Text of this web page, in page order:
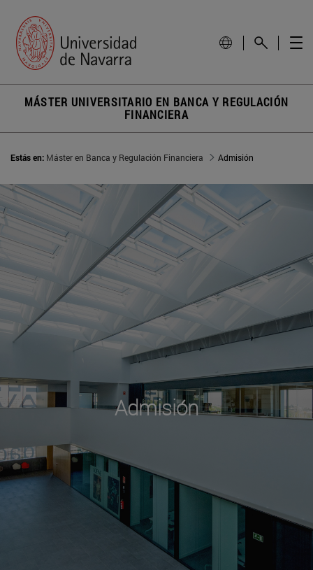
MÁSTER UNIVERSITARIO EN BANCA Y REGULACIÓN
FINANCIERA
Estás en: Máster en Banca y Regulación Financiera Admisión
Admisión